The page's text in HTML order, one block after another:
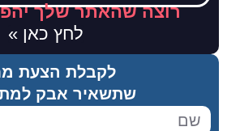
רוצה שהאתר שלך
לחץ כאן »
לקבלת הצעת
שתשאיר אבק